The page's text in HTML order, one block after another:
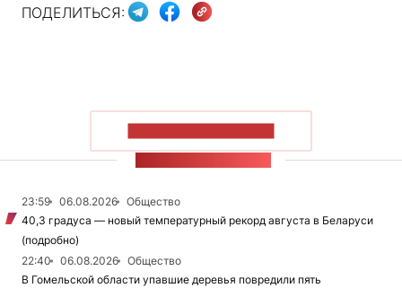
ПОДЕЛИТЬСЯ:
23:59 06.08.2026
Общество
40,3 градуса — новый температурный рекорд августа в Беларуси
(подробно)
22:40
06.08.2026
Общество
В Гомельской области упавшие деревья повредили пять